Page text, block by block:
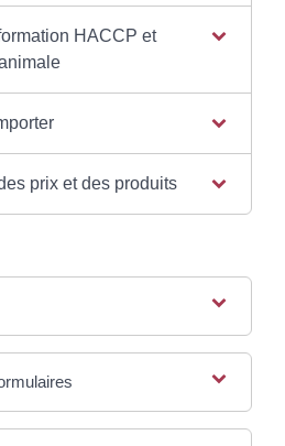
HACCP et
prix et des produits